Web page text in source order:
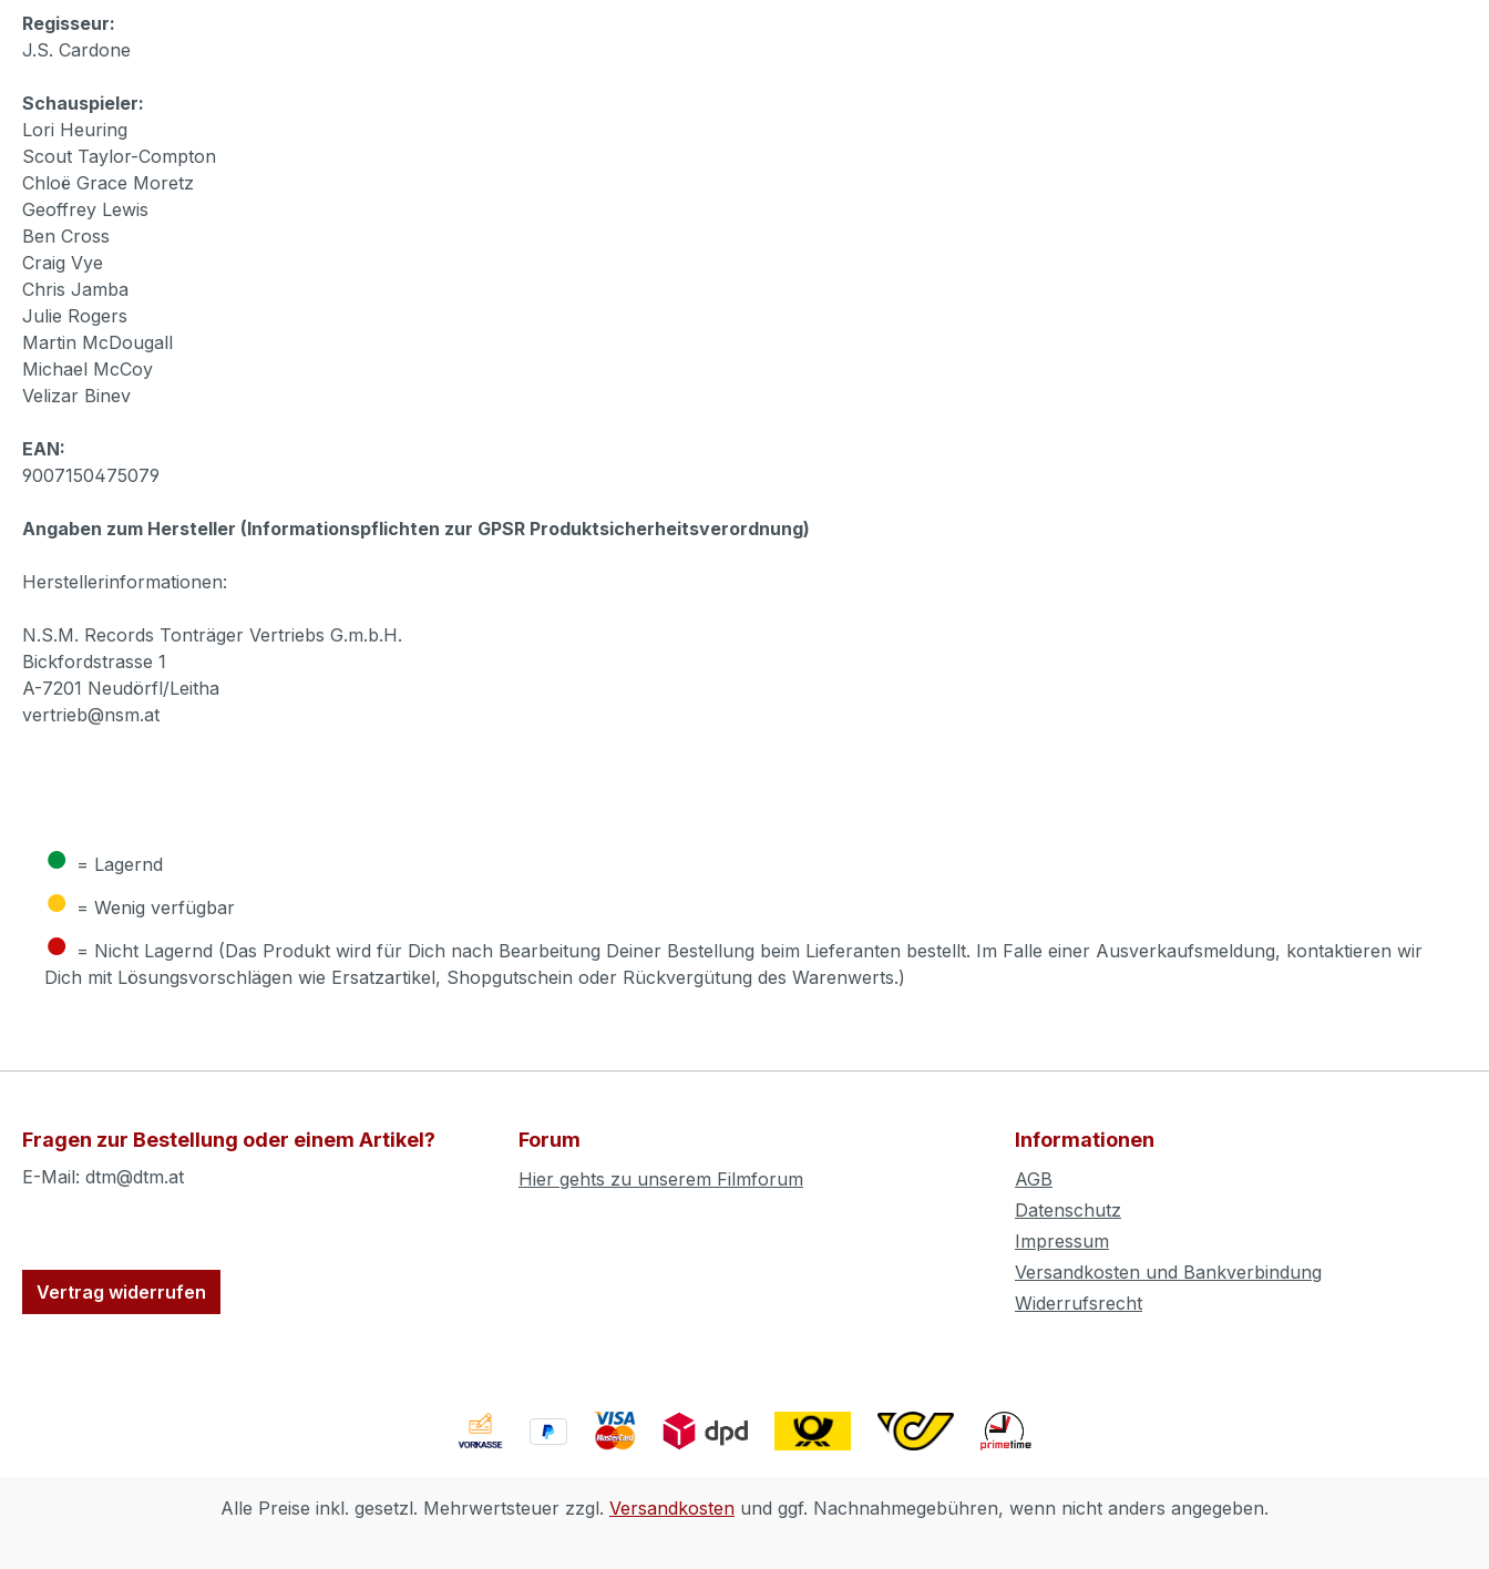
Regisseur:
J.S. Cardone
Schauspieler:
Lori Heuring
Scout Taylor-Compton
Chloë Grace Moretz
Geoffrey Lewis
Ben Cross
Craig Vye
Chris Jamba
Julie Rogers
Martin McDougall
Michael McCoy
Velizar Binev
EAN:
9007150475079
Angaben zum Hersteller (Informationspflichten zur GPSR Produktsicherheitsverordnung)
Herstellerinformationen:
N.S.M. Records Tonträger Vertriebs G.m.b.H.
Bickfordstrasse 1
A-7201 Neudörfl/Leitha
vertrieb@nsm.at
● = Lagernd
● = Wenig verfügbar
● = Nicht Lagernd (Das Produkt wird für Dich nach Bearbeitung Deiner Bestellung beim Lieferanten bestellt. Im Falle einer Ausverkaufsmeldung, kontaktieren wir
Dich mit Lösungsvorschlägen wie Ersatzartikel, Shopgutschein oder Rückvergütung des Warenwerts.)
Fragen zur Bestellung oder einem Artikel?
E-Mail: dtm@dtm.at
Vertrag widerrufen
Forum
Hier gehts zu unserem Filmforum
Informationen
AGB
Datenschutz
Impressum
Versandkosten und Bankverbindung
Widerrufsrecht
Alle Preise inkl. gesetzl. Mehrwertsteuer zzgl. Versandkosten und ggf. Nachnahmegebühren, wenn nicht anders angegeben.